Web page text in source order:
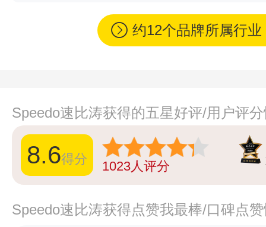
约12个品牌所属行
Speedo速比涛获得的五星好评/用户评
8.6得分 1023人评分
Speedo速比涛获得点赞我最棒/口碑点